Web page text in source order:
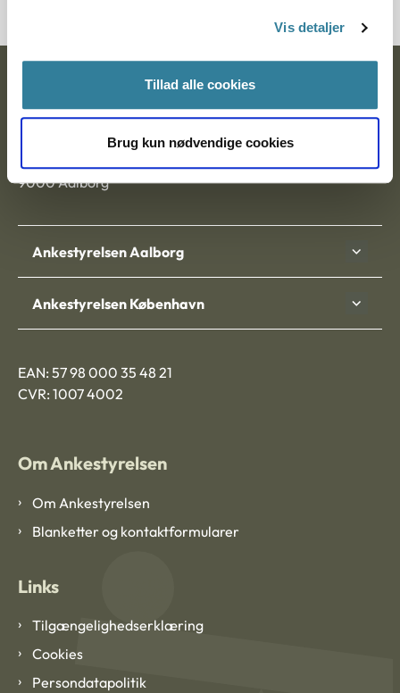
Vis detaljer
Tillad alle cookies
Brug kun nødvendige cookies
Postadresse:
9000 Aalborg
Ankestyrelsen Aalborg
Ankestyrelsen København
EAN: 57 98 000 35 48 21
CVR: 1007 4002
Om Ankestyrelsen
Om Ankestyrelsen
Blanketter og kontaktformularer
Links
Tilgængelighedserklæring
Cookies
Persondatapolitik